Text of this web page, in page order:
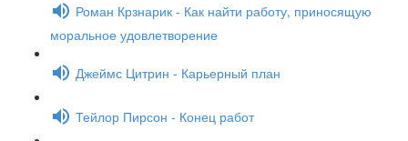
Роман Крзнарик - Как найти работу, приносящую
моральное удовлетворение
Джеймс Цитрин - Карьерный план
Тейлор Пирсон - Конец работ